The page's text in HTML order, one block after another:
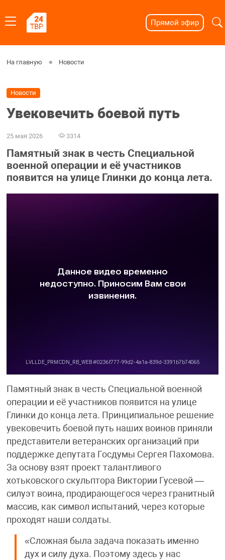
Прямой эфир
На главную Новости
Новости
Увековечить боевой путь
25 мая 2026 3314
Памятный знак в честь Специальной
военной операции и её участников
появится на улице Глинки до конца лета.
Памятный знак в честь Специальной военной
операции и её участников появится на улице
Глинки до конца лета. Принципиальное решение
увековечить боевой путь наших воинов приняли
представители ветеранских организаций при
поддержке депутата Госдумы Сергея Пахомова.
За основу взят проект талантливого
хотьковского скульптора Виктории Гусевой —
силуэт воина, продирающегося через гранитный
массив, как символ испытаний, через которые
проходят наши солдаты.
«Сложная была задача показать именно
дух и силу духа. Поэтому здесь у нас